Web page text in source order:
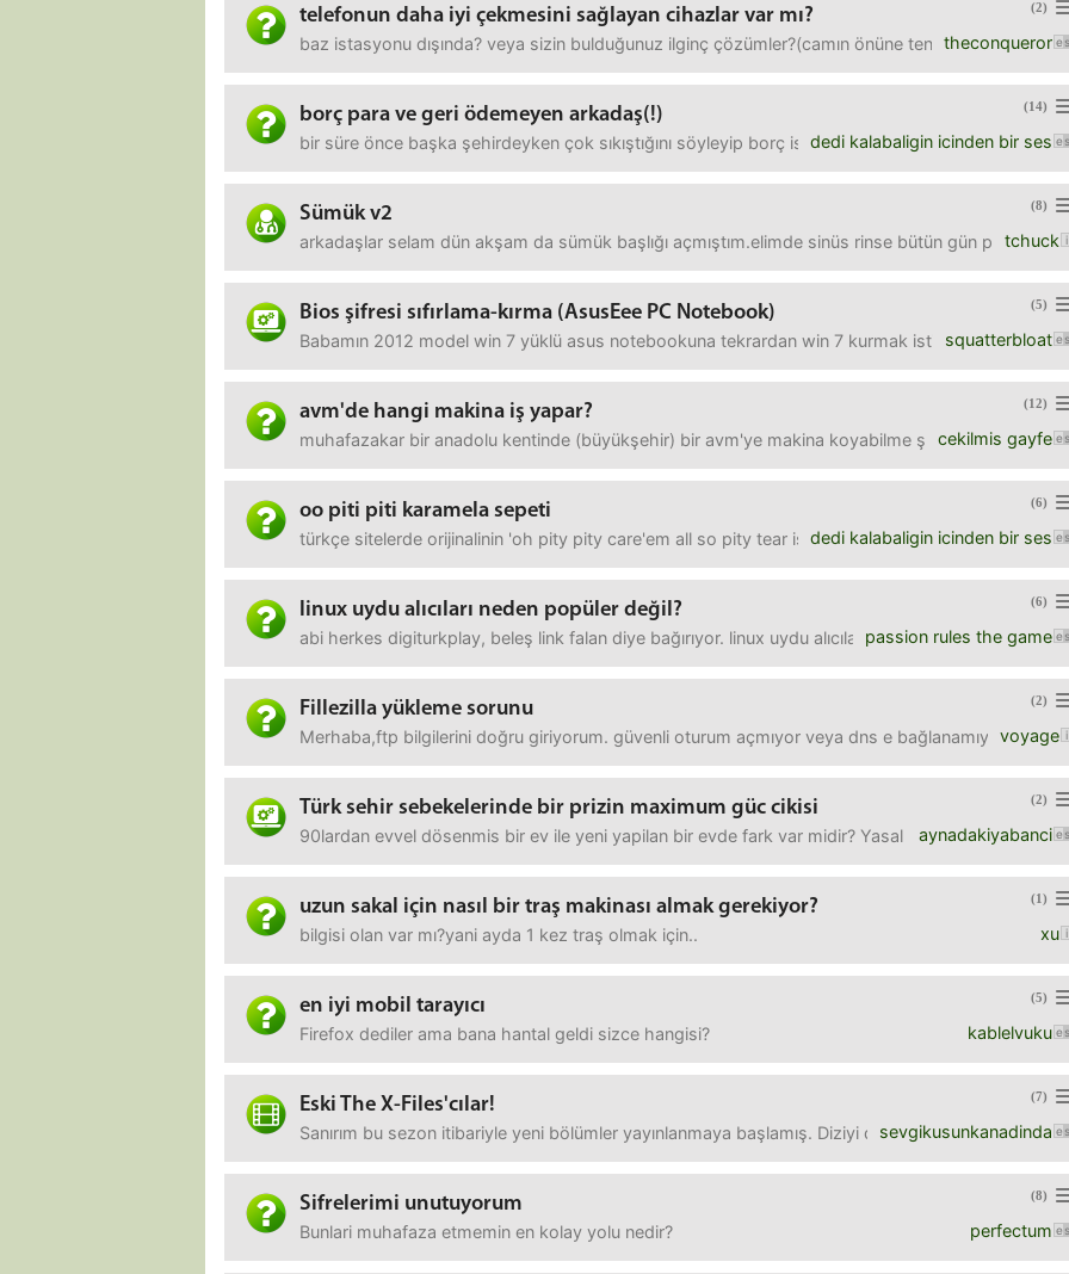
(2)
telefonun daha iyi çekmesini sağlayan cihazlar var mı?
theconqueror
baz istasyonu dışında? veya sizin bulduğunuz ilginç çözümler?(camın önüne tencere koydum
(14)
borç para ve geri ödemeyen arkadaş(!)
dedi kalabaligin icinden bir ses
bir süre önce başka şehirdeyken çok sıkıştığını söyleyip borç isteyen birine az bir miktar borç
(8)
Sümük v2
tchuck
arkadaşlar selam dün akşam da sümük başlığı açmıştım.elimde sinüs rinse bütün gün
(5)
Bios şifresi sıfırlama-kırma (AsusEee PC Notebook)
squatterbloat
Babamın 2012 model win 7 yüklü asus notebookuna tekrardan win 7 kurmak istiyorum. kendi
(12)
avm'de hangi makina iş yapar?
cekilmis gayfe
muhafazakar bir anadolu kentinde (büyükşehir) bir avm'ye makina koyabilme şansımız
(6)
oo piti piti karamela sepeti
dedi kalabaligin icinden bir ses
türkçe sitelerde orijinalinin 'oh pity pity care'em all so pity tear is the last thing gymnastic'
(6)
linux uydu alıcıları neden popüler değil?
passion rules the game
abi herkes digiturkplay, beleş link falan diye bağırıyor. linux uydu alıcıları da azıcık maliyetle
(2)
Fillezilla yükleme sorunu
voyage
Merhaba,ftp bilgilerini doğru giriyorum. güvenli oturum açmıyor veya dns e bağlanamıyorum.
(2)
Türk sehir sebekelerinde bir prizin maximum güc cikisi
aynadakiyabanci
90lardan evvel dösenmis bir ev ile yeni yapilan bir evde fark var midir? Yasal olarak kam
(1)
uzun sakal için nasıl bir traş makinası almak gerekiyor?
xu
bilgisi olan var mı?yani ayda 1 kez traş olmak için..
(5)
en iyi mobil tarayıcı
kablelvuku
Firefox dediler ama bana hantal geldi sizce hangisi?
(7)
Eski The X-Files'cılar!
sevgikusunkanadinda
Sanırım bu sezon itibariyle yeni bölümler yayınlanmaya başlamış. Diziyi daha öncesinden
(8)
Sifrelerimi unutuyorum
perfectum
Bunlari muhafaza etmemin en kolay yolu nedir?